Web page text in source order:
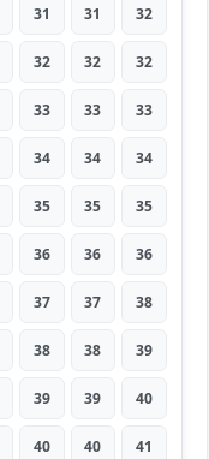
31 31 32
32 32 32
33 33 33
34 34 34
35 35 35
36 36 36
37 37 38
38 38 39
39 39 40
40 40 41